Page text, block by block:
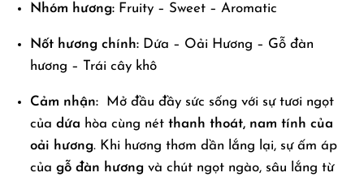
Nhóm hương: Fruity – Sweet – Aromatic
Nốt hương chính: Dứa – Oải Hương – Gỗ đàn
hương – Trái cây khô
Cảm nhận: Mở đầu đầy sức sống với sự tươi ngọt
củadứa hòa cùng nétthanh thoát, nam tính của
oải hương. Khi hương thơm dần lắng lại, sự ấm áp
củagỗ đàn hương và chút ngọt ngào, sâu lắng từ